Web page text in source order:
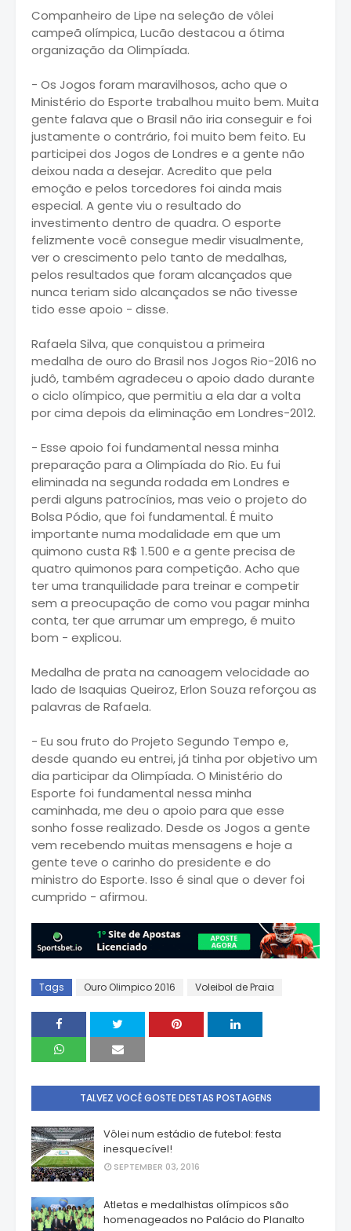
Companheiro de Lipe na seleção de vôlei
campeã olímpica, Lucão destacou a ótima
organização da Olimpíada.
- Os Jogos foram maravilhosos, acho que o
Ministério do Esporte trabalhou muito bem. Muita
gente falava que o Brasil não iria conseguir e foi
justamente o contrário, foi muito bem feito. Eu
participei dos Jogos de Londres e a gente não
deixou nada a desejar. Acredito que pela
emoção e pelos torcedores foi ainda mais
especial. A gente viu o resultado do
investimento dentro de quadra. O esporte
felizmente você consegue medir visualmente,
ver o crescimento pelo tanto de medalhas,
pelos resultados que foram alcançados que
nunca teriam sido alcançados se não tivesse
tido esse apoio - disse.
Rafaela Silva, que conquistou a primeira
medalha de ouro do Brasil nos Jogos Rio-2016 no
judô, também agradeceu o apoio dado durante
o ciclo olímpico, que permitiu a ela dar a volta
por cima depois da eliminação em Londres-2012.
- Esse apoio foi fundamental nessa minha
preparação para a Olimpíada do Rio. Eu fui
eliminada na segunda rodada em Londres e
perdi alguns patrocínios, mas veio o projeto do
Bolsa Pódio, que foi fundamental. É muito
importante numa modalidade em que um
quimono custa R$ 1.500 e a gente precisa de
quatro quimonos para competição. Acho que
ter uma tranquilidade para treinar e competir
sem a preocupação de como vou pagar minha
conta, ter que arrumar um emprego, é muito
bom - explicou.
Medalha de prata na canoagem velocidade ao
lado de Isaquias Queiroz, Erlon Souza reforçou as
palavras de Rafaela.
- Eu sou fruto do Projeto Segundo Tempo e,
desde quando eu entrei, já tinha por objetivo um
dia participar da Olimpíada. O Ministério do
Esporte foi fundamental nessa minha
caminhada, me deu o apoio para que esse
sonho fosse realizado. Desde os Jogos a gente
vem recebendo muitas mensagens e hoje a
gente teve o carinho do presidente e do
ministro do Esporte. Isso é sinal que o dever foi
cumprido - afirmou.
Tags Ouro Olimpico 2016 Voleibol de Praia
TALVEZ VOCÊ GOSTE DESTAS POSTAGENS
Vôlei num estádio de futebol: festa
inesquecível!
SEPTEMBER 03, 2016
Atletas e medalhistas olímpicos são
homenageados no Palácio do Planalto